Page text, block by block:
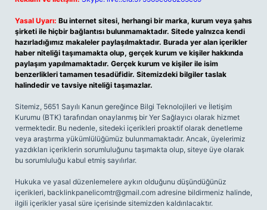
Yasal Uyarı: Bu internet sitesi, herhangi bir marka, kurum veya şahıs
şirketi ile hiçbir bağlantısı bulunmamaktadır. Sitede yalnızca kendi
hazırladığımız makaleler paylaşılmaktadır. Burada yer alan içerikler
haber niteliği taşımamakta olup, gerçek kurum ve kişiler hakkında
paylaşım yapılmamaktadır. Gerçek kurum ve kişiler ile isim
benzerlikleri tamamen tesadüfidir. Sitemizdeki bilgiler taslak
halindedir ve tavsiye niteliği taşımazlar.
Sitemiz, 5651 Sayılı Kanun gereğince Bilgi Teknolojileri ve İletişim
Kurumu (BTK) tarafından onaylanmış bir Yer Sağlayıcı olarak hizmet
vermektedir. Bu nedenle, sitedeki içerikleri proaktif olarak denetleme
veya araştırma yükümlülüğümüz bulunmamaktadır. Ancak, üyelerimiz
yazdıkları içeriklerin sorumluluğunu taşımakta olup, siteye üye olarak
bu sorumluluğu kabul etmiş sayılırlar.
Hukuka ve yasal düzenlemelere aykırı olduğunu düşündüğünüz
içerikleri, backlinkpanelicomtr@gmail.com adresine bildirmeniz halinde,
ilgili içerikler yasal süre içerisinde sitemizden kaldırılacaktır.